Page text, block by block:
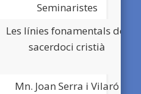
Seminaristes
Les línies fonamentals del
sacerdoci cristià
Mn. Joan Serra i Vilaró